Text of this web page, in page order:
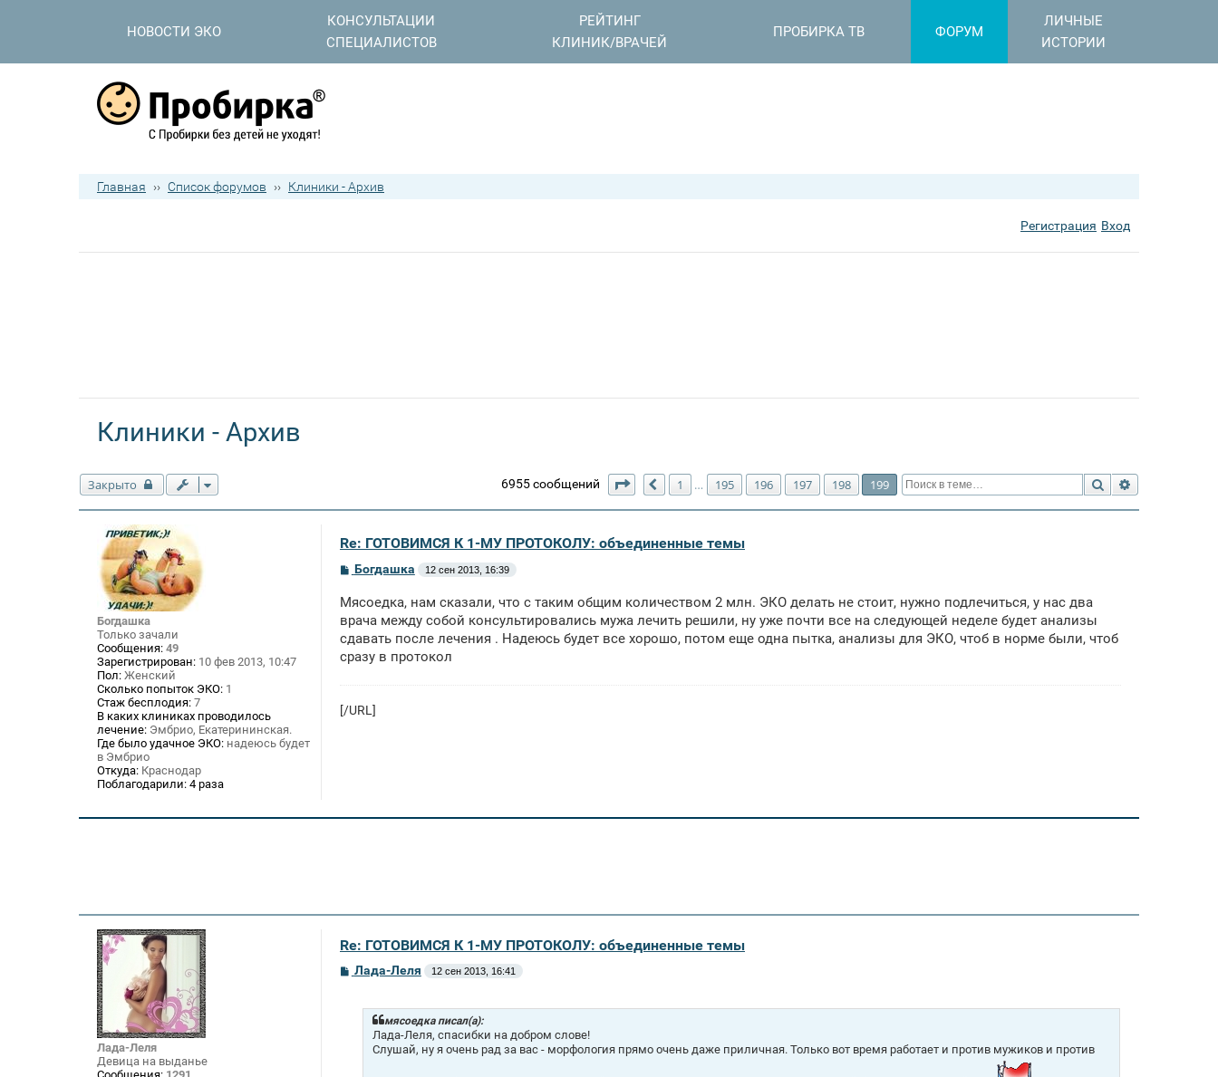
НОВОСТИ ЭКО
КОНСУЛЬТАЦИИ
СПЕЦИАЛИСТОВ
РЕЙТИНГ
КЛИНИК/ВРАЧЕЙ
ПРОБИРКА ТВ ФОРУМ
ЛИЧНЫЕ
ИСТОРИИ
Главная ›› Список форумов ›› Клиники - Архив
Регистрация Вход
Клиники - Архив
Закрыто Поиск
6955 сообщений Страница 199 из199
Пред.
1 … 195 196 197 198 199
Богдашка
Только зачали
Сообщения: 49
Зарегистрирован: 10 фев 2013, 10:47
Пол: Женский
Сколько попыток ЭКО: 1
Стаж бесплодия: 7
В каких клиниках проводилось
лечение: Эмбрио, Екатерининская.
Где было удачное ЭКО: надеюсь будет
в Эмбрио
Откуда: Краснодар
Поблагодарили: 4 раза
Re: ГОТОВИМСЯ К 1-МУ ПРОТОКОЛУ: объединенные темы
С
б
щ
е
н
и
Богдашка 12 сен 2013, 16:39
Мясоедка, нам сказали, что с таким общим количеством 2 млн. ЭКО делать не стоит, нужно подлечиться, у нас два
врача между собой консультировались мужа лечить решили, ну уже почти все на следующей неделе будет анализы
сдавать после лечения . Надеюсь будет все хорошо, потом еще одна пытка, анализы для ЭКО, чтоб в норме были, чтоб
сразу в протокол
[/URL]
Лада-Леля
Девица на выданье
Re: ГОТОВИМСЯ К 1-МУ ПРОТОКОЛУ: объединенные темы
С
Лада-Леля 12 сен 2013, 16:41
мясоедка писал(а):
Лада-Леля, спасибки на добром слове!
Слушай, ну я очень рад за вас - морфология прямо очень даже приличная. Только вот время работает и против мужиков и против